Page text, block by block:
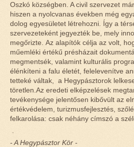
Oszkó községben. A civil szervezet
hiszen a nyolcvanas években még
dolog egyesületet létrehozni. Így a
szervezeteként jegyezték be, mely
megőrizte. Az alapítók célja az volt,
műemléki értékű présházait
megmentsék, valamint kulturális
élénkíteni a falu életét, felelevenítve
tetteké váltak, a Hegypásztorok
töretlen.Az eredeti elképzelések
tevékenysége jelentősen kibővült az
értékvédelem, turizmusfejlesztés,
felkarolása: csak néhány címszó a
- A Hegypásztor Kör -